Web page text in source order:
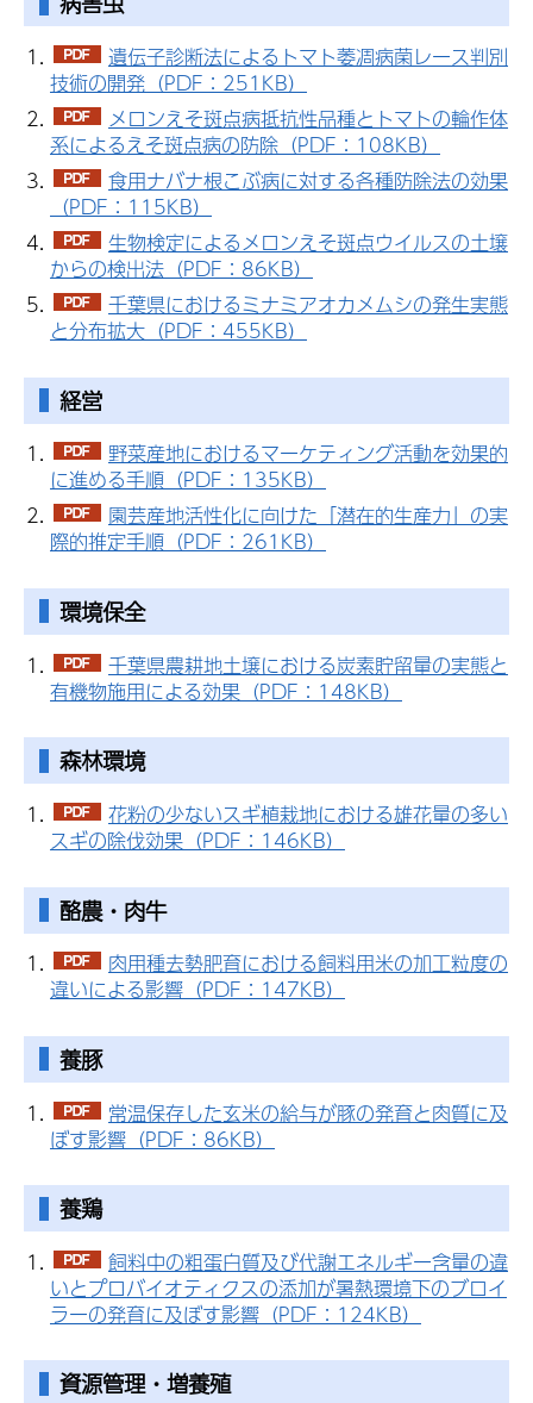
遺伝子診断法によるトマト萎凋病菌レース判別
技術の開発（PDF：251KB）
メロンえそ斑点病抵抗性品種とトマトの輪作体
系によるえそ斑点病の防除（PDF：108KB）
食用ナバナ根こぶ病に対する各種防除法の効果
（PDF：115KB）
生物検定によるメロンえそ斑点ウイルスの土壌
からの検出法（PDF：86KB）
千葉県におけるミナミアオカメムシの発生実態
と分布拡大（PDF：455KB）
経営
野菜産地におけるマーケティング活動を効果的
に進める手順（PDF：135KB）
園芸産地活性化に向けた「潜在的生産力」の実
際的推定手順（PDF：261KB）
環境保全
千葉県農耕地土壌における炭素貯留量の実態と
有機物施用による効果（PDF：148KB）
森林環境
花粉の少ないスギ植栽地における雄花量の多い
スギの除伐効果（PDF：146KB）
酪農・肉牛
肉用種去勢肥育における飼料用米の加工粒度の
違いによる影響（PDF：147KB）
養豚
常温保存した玄米の給与が豚の発育と肉質に及
ぼす影響（PDF：86KB）
養鶏
飼料中の粗蛋白質及び代謝エネルギー含量の違
いとプロバイオティクスの添加が暑熱環境下のブロイ
ラーの発育に及ぼす影響（PDF：124KB）
資源管理・増養殖